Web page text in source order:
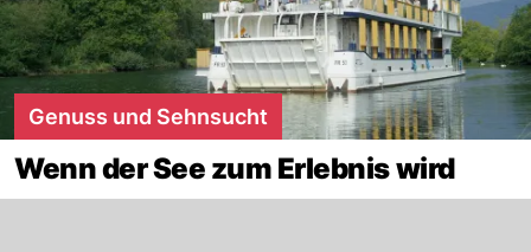
Genuss und Sehnsucht
Wenn der See zum Erlebnis wird